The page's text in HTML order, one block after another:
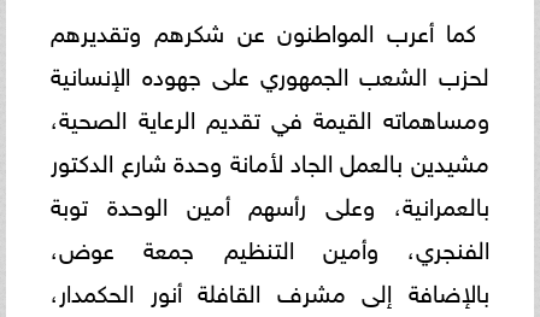
كما أعرب المواطنون عن شكرهم وتقديرهم
لحزب الشعب الجمهوري على جهوده الإنسانية
ومساهماته القيمة في تقديم الرعاية الصحية،
مشيدين بالعمل الجاد لأمانة وحدة شارع الدكتور
بالعمرانية، وعلى رأسهم أمين الوحدة توبة
الفنجري، وأمين التنظيم جمعة عوض،
بالإضافة إلى مشرف القافلة أنور الحكمدار،